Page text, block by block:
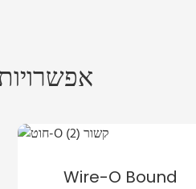
Wire-O Bound